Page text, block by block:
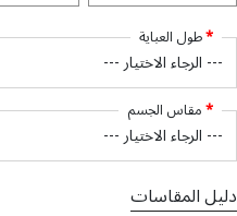
طول العباية
مقاس الجسم
دليل المقاسات